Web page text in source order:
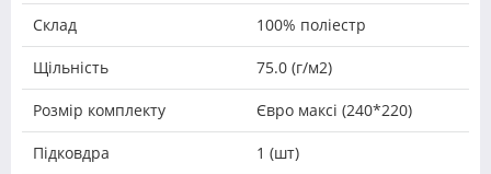
Склад 100% поліестр
Щільність 75.0 (г/м2)
Розмір комплекту Євро максі (240*220)
Підковдра 1 (шт)